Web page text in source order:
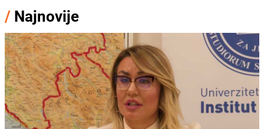
/ Najnovije